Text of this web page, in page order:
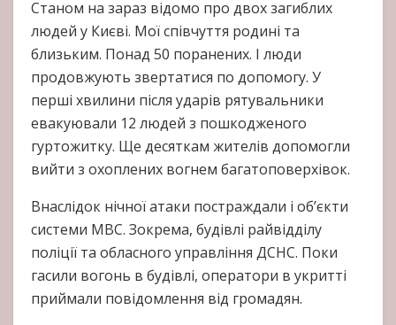
Станом на зараз відомо про двох загиблих
людей у Києві. Мої співчуття родині та
близьким. Понад 50 поранених. І люди
продовжують звертатися по допомогу. У
перші хвилини після ударів рятувальники
евакуювали 12 людей з пошкодженого
гуртожитку. Ще десяткам жителів допомогли
вийти з охоплених вогнем багатоповерхівок.
Внаслідок нічної атаки постраждали і об’єкти
системи МВС. Зокрема, будівлі райвідділу
поліції та обласного управління ДСНС. Поки
гасили вогонь в будівлі, оператори в укритті
приймали повідомлення від громадян.